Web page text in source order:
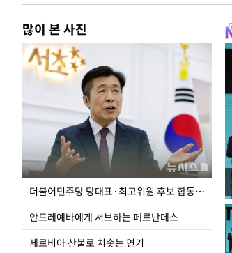
많이 본 사진
더불어민주당 당대표·최고위원 후보 합동연설회
안드레예바에게 서브하는 페르난데스
세르비아 산불로 치솟는 연기